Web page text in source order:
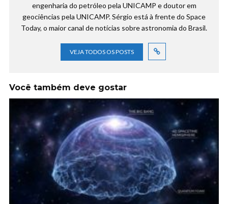
engenharia do petróleo pela UNICAMP e doutor em
geociências pela UNICAMP. Sérgio está à frente do Space
Today, o maior canal de notícias sobre astronomia do Brasil.
VEJA TODOS OS POSTS
Você também deve gostar